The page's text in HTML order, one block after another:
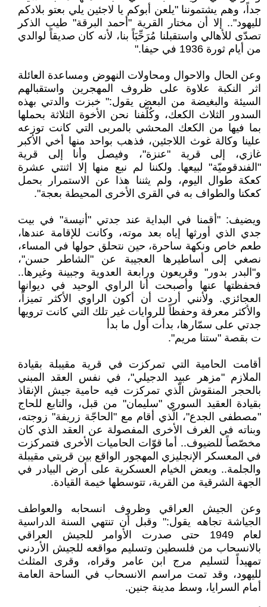
جداً، وهم يشتموننا "يلعن أبوكم يا لاجئين يلي بعتو بلادكم
لليهود".. إلا أن مختار القرية "أحمد البرقة" طيب الذكر
تصدّى للأهالي واستقبلنا مُرَحِّبَاً بنا، لأنه كان صديقاً لوالدي
من أيام ثورة 1936 في حيفا."
وعن الحال والاحوال ومحاولات النهوض ومساعدة العائلة
اثر النكبة علاوة على ظروف المهجرين واستقبالهم
السيئة والبغيضة من البعض يقول:" خبزت والدتي بهذه
السدور الثلاث الكعك، وكُلّفنا نحن الأخوة الثلاثة بحملها
بما فيها من الكعك المحشي بالمربى التي كانت توزعه
علينا وكالة غوث اللاجئين، فذهب بواحد منها أخي الأكبر
غازي، إلى قرية "عنزة"، وفيصل وأنا إلى قرية
"الفندقوميّة" لبيعها. ولكننا لم نبع منها إلا اثنتي عشرة
كعكة طوال اليوم، ولم يثننا هذا عن الاستمرار بحمل
كعكنا والطواف به في القرى الأخرى المحيطة بعجة".
ويضيف: "أقمنا في البداية عند جدتي "أنيسة" في بيت
جدي الذي أورثها إياه بعد موته، وكانت للإقامة عندها،
طعم خاص ونكهة ساحرة، حين نتحلق حولها في المساء،
نصغي إلى أساطيرها العجيبة عن "الشاطر حسن"،
و"البدر بدور" وقريعون ورابعة العدوية وجبينة وغيرها..
فحفظتها عنها وأصبحت أنا الراوي الوحيد في ديوانها
العجائزي. ولأنني أردت أن أكون الراوي الأكثر تميزاً،
والأكثر معرفة وحفظاً للروايات غير تلك التي كانت ترويها
جدتي على سمّارها، بدأت أول ما بدأ
ت بقصة "ستنا مريم".
أقامت الحامية التي تمركزت في قرية مقيبلة بقيادة
الملازم "مزهر عبيد الدجيلي"، في نفس العقد المبني
بالحجر المنقوش الّذي تمركزت فيه حامية جيش الإنقاذ
بقيادة العقيد السوري "سليمان" من قبل، والتابع للحاج
"مصطفى الجدع"، الّذي أقام مع "الحاجّة زريفة" زوجته،
وبناته في الغرف الأخرى المفصولة عن العقد الذي كان
مخصّصاً للضيوف.. أما قوّات الحاميات الأخرى فتمركزت
في المعسكر الإنجليزي المهجور الواقع بين قريتي مقيبلة
والجلمة.. وبعض الخيام العسكرية على أرض البيادر في
الجهة الشرقية من القرية، تتوسطها خيمة القيادة.
وعن الجيش العراقي وظروف انسحابه والعواطف
الجياشة تجاهه يقول:" وقبل أن تنتهي السنة الدراسية
لعام 1949 حتى صدرت الأوامر للجيش العراقي
بالانسحاب من فلسطين وتسليم مواقعه للجيش الأردني
تمهيداً لتسليم مرج ابن عامر وقراه، وقرى المثلث
لليهود، وقد تمت مراسم الانسحاب في الساحة العامة
أمام السرايا، وسط مدينة جنين.